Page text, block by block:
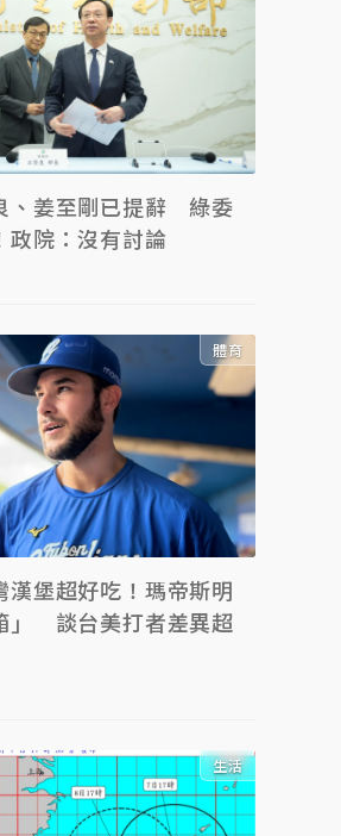
、姜至剛已提辭 綠委
政院：沒有討論
體育
漢堡超好吃！瑪帝斯明
」 談台美打者差異超
生活